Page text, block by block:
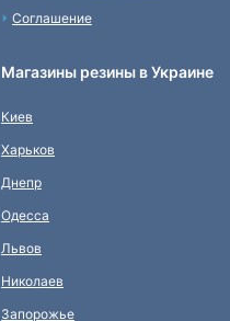
Соглашение
Магазины резины в Украине
Киев
Харьков
Днепр
Одесса
Львов
Николаев
Запорожье